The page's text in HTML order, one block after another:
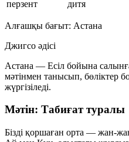
перзент
дитя
Алғашқы бағыт: Астана
Джигсо әдісі
Астана — Есіл бойына
мәтінмен танысып, бөліктер
жүргізіледі.
Мәтін: Табиғат туралы
Бізді қоршаған орта — жан-